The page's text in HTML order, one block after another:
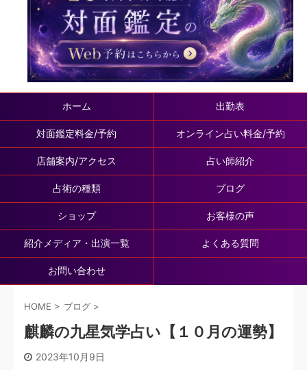
ホーム 出勤表
対面鑑定料金/予約 オンライン占い料金/予約
店舗案内/アクセス 占い師紹介
占術の種類 ブログ
ショップ お客様の声
紹介メディア・出演一覧 よくある質問
お問い合わせ
HOME > ブログ >
麒麟の九星気学占い【１０月の運勢】
2023年10月9日